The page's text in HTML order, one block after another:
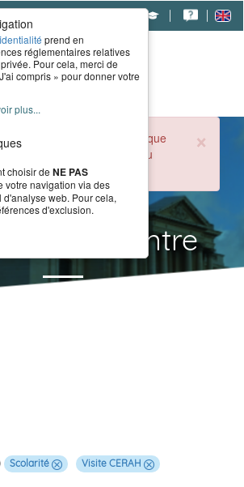
×
estivale, l'accueil téléphonique
de 8h à 16h du lundi au
du Centre
Scolarité
Visite CERAH
prend en
réglementaires relatives
Pour cela, merci de
compris » pour donner votre
plus...
choisir de NE PAS
votre navigation via des
web. Pour cela,
d'exclusion.